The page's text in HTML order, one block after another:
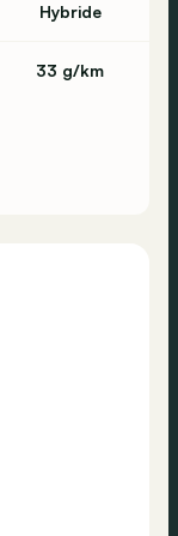
Hybride
33 g/km